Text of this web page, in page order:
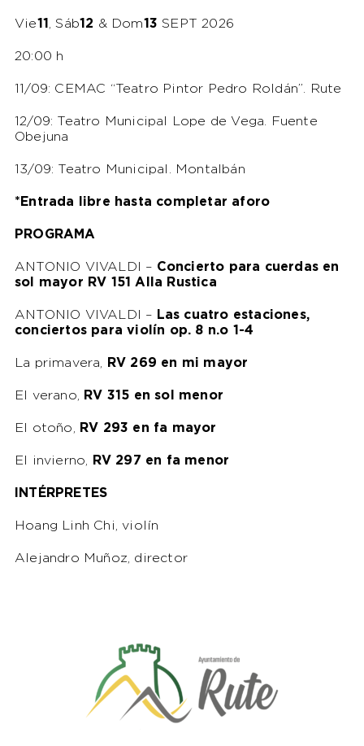
Vie11 , Sáb12 & Dom13 SEPT 2026
20:00 h
11/09: CEMAC “Teatro Pintor Pedro Roldán”. Rute
12/09: Teatro Municipal Lope de Vega. Fuente
Obejuna
13/09: Teatro Municipal. Montalbán
*Entrada libre hasta completar aforo
PROGRAMA
ANTONIO VIVALDI – Concierto para cuerdas en
sol mayor RV 151 Alla Rustica
ANTONIO VIVALDI – Las cuatro estaciones,
conciertos para violín op. 8 n.o 1-4
La primavera, RV 269 en mi mayor
El verano, RV 315 en sol menor
El otoño, RV 293 en fa mayor
El invierno, RV 297 en fa menor
INTÉRPRETES
Hoang Linh Chi, violín
Alejandro Muñoz, director